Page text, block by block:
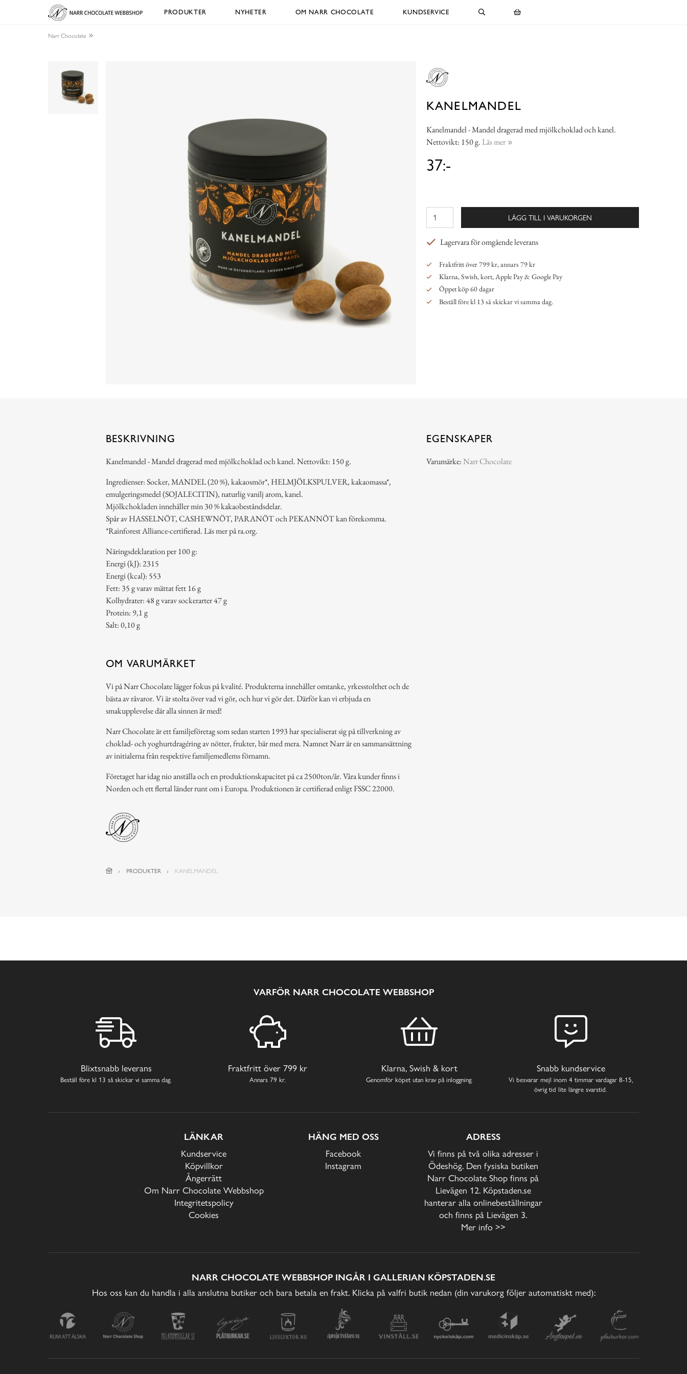
PRODUKTER NYHETER OM NARR CHOCOLATE KUNDSERVICE
Narr Chocolate
KANELMANDEL
Kanelmandel - Mandel dragerad med mjölkchoklad och kanel.
Nettovikt: 150 g. Läs mer
37:-
LÄGG TILL I VARUKORGEN
Lagervara för omgående leverans
Fraktfritt över 799 kr, annars 79 kr
Klarna, Swish, kort, Apple Pay & Google Pay
Öppet köp 60 dagar
Beställ före kl 13 så skickar vi samma dag.
BESKRIVNING
Kanelmandel - Mandel dragerad med mjölkchoklad och kanel. Nettovikt: 150 g.
Ingredienser: Socker, MANDEL (20 %), kakaosmör*, HELMJÖLKSPULVER, kakaomassa*,
emulgeringsmedel (SOJALECITIN), naturlig vanilj arom, kanel.
Mjölkchokladen innehåller min 30 % kakaobeståndsdelar.
Spår av HASSELNÖT, CASHEWNÖT, PARANÖT och PEKANNÖT kan förekomma.
*Rainforest Alliance-certifierad. Läs mer på ra.org.
Näringsdeklaration per 100 g:
Energi (kJ): 2315
Energi (kcal): 553
Fett: 35 g varav mättat fett 16 g
Kolhydrater: 48 g varav sockerarter 47 g
Protein: 9,1 g
Salt: 0,10 g
EGENSKAPER
Varumärke:Narr Chocolate
OM VARUMÄRKET
Vi på Narr Chocolate lägger fokus på kvalité. Produkterna innehåller omtanke, yrkesstolthet och de
bästa av råvaror. Vi är stolta över vad vi gör, och hur vi gör det. Därför kan vi erbjuda en
smakupplevelse där alla sinnen är med!
Narr Chocolate är ett familjeföretag som sedan starten 1993 har specialiserat sig på tillverkning av
choklad- och yoghurtdragéring av nötter, frukter, bär med mera. Namnet Narr är en sammansättning
av initialerna från respektive familjemedlems förnamn.
Företaget har idag nio anställa och en produktionskapacitet på ca 2500ton/år. Våra kunder finns i
Norden och ett flertal länder runt om i Europa. Produktionen är certifierad enligt FSSC 22000.
PRODUKTER KANELMANDEL
VARFÖR NARR CHOCOLATE WEBBSHOP
Blixtsnabb leverans
Beställ före kl 13 så skickar vi samma dag.
Fraktfritt över 799 kr
Annars 79 kr.
Klarna, Swish & kort
Genomför köpet utan krav på inloggning.
Snabb kundservice
Vi besvarar mejl inom 4 timmar vardagar 8-15,
övrig tid lite längre svarstid.
LÄNKAR
Kundservice
Köpvillkor
Ångerrätt
Om Narr Chocolate Webbshop
Integritetspolicy
Cookies
HÄNG MED OSS
Facebook
Instagram
ADRESS
Vi finns på två olika adresser i
Ödeshög. Den fysiska butiken
Narr Chocolate Shop finns på
Lievägen 12. Köpstaden.se
hanterar alla onlinebeställningar
och finns på Lievägen 3.
Mer info >>
NARR CHOCOLATE WEBBSHOP INGÅR I GALLERIAN KÖPSTADEN.SE
Hos oss kan du handla i alla anslutna butiker och bara betala en frakt. Klicka på valfri butik nedan (din varukorg följer automatiskt med):